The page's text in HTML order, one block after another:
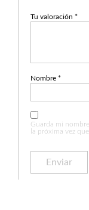
Tu valoración *
Nombre *
Guarda mi
la próxima vez